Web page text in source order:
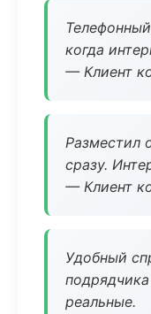
когда
— Клиент
Разместил
сразу.
— Клиент
Удобный
реальные.